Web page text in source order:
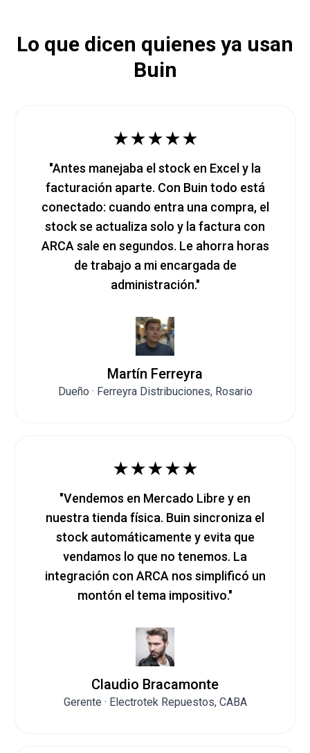
Lo que dicen quienes ya usan
Buin
★★★★★
"Antes manejaba el stock en Excel y la
facturación aparte. Con Buin todo está
conectado: cuando entra una compra, el
stock se actualiza solo y la factura con
ARCA sale en segundos. Le ahorra horas
de trabajo a mi encargada de
administración."
Martín Ferreyra
Dueño · Ferreyra Distribuciones, Rosario
★★★★★
"Vendemos en Mercado Libre y en
nuestra tienda física. Buin sincroniza el
stock automáticamente y evita que
vendamos lo que no tenemos. La
integración con ARCA nos simplificó un
montón el tema impositivo."
Claudio Bracamonte
Gerente · Electrotek Repuestos, CABA